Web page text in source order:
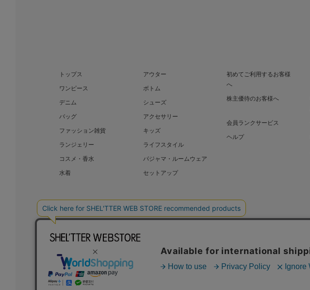
トップス
アウター
ワンピース
ボトム
デニム
シューズ
バッグ
アクセサリー
ファッション雑貨
キッズ
ランジェリー
ライフスタイル
コスメ・香水
パジャマ・ルームウェア
水着
セットアップ
初めてご利用するお客様
へ
株主優待のお客様へ
会員ランクサービス
ヘルプ
BAROQUE JAPAN LIMITED SHEL’TTER GREEN
COPYRIGHT © BAROQUE JAPAN LIMITED ALL RIGHTS RESERVED.